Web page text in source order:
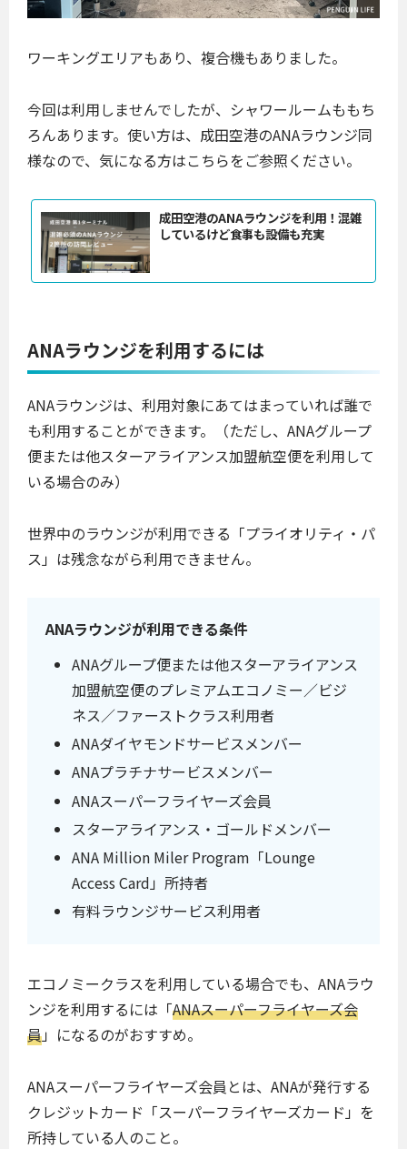
ワーキングエリアもあり、複合機もありました。
今回は利用しませんでしたが、シャワールームももち
ろんあります。使い方は、成田空港のANAラウンジ同
様なので、気になる方はこちらをご参照ください。
成田空港のANAラウンジを利用！混雑
しているけど食事も設備も充実
ANAラウンジを利用するには
ANAラウンジは、利用対象にあてはまっていれば誰で
も利用することができます。（ただし、ANAグループ
便または他スターアライアンス加盟航空便を利用して
いる場合のみ）
世界中のラウンジが利用できる「プライオリティ・パ
ス」は残念ながら利用できません。
ANAラウンジが利用できる条件
ANAグループ便または他スターアライアンス
加盟航空便のプレミアムエコノミー／ビジ
ネス／ファーストクラス利用者
ANAダイヤモンドサービスメンバー
ANAプラチナサービスメンバー
ANAスーパーフライヤーズ会員
スターアライアンス・ゴールドメンバー
ANA Million Miler Program「Lounge
Access Card」所持者
有料ラウンジサービス利用者
エコノミークラスを利用している場合でも、ANAラウ
ンジを利用するには「ANAスーパーフライヤーズ会
員」になるのがおすすめ。
ANAスーパーフライヤーズ会員とは、ANAが発行する
クレジットカード「スーパーフライヤーズカード」を
所持している人のこと。